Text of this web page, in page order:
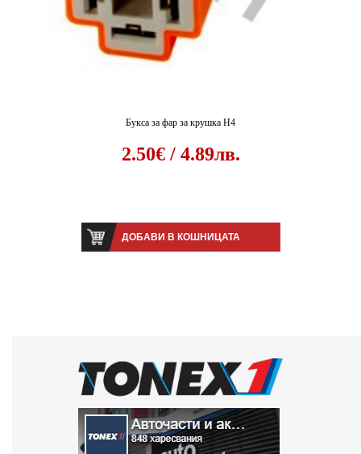
Букса за фар за крушка H4
2.50€ / 4.89лв.
ДОБАВИ В КОШНИЦАТА